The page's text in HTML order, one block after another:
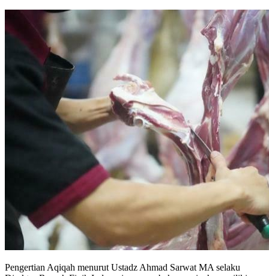
Pengertian Aqiqah menurut Ustadz Ahmad Sarwat MA selaku